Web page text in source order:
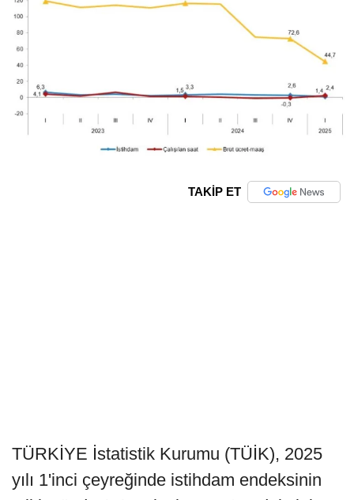
TAKİP ET
TÜRKİYE İstatistik Kurumu (TÜİK), 2025
yılı 1'inci çeyreğinde istihdam endeksinin